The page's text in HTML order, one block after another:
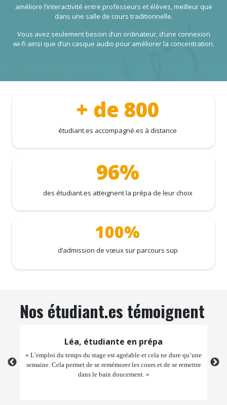
améliore l’interactivité entre professeurs et élèves, meilleur que
dans une salle de cours traditionnelle.
Vous avez seulement besoin d’un ordinateur, d’une connexion
wi-fi ainsi que d’un casque audio pour améliorer la concentration.
+ de 800
étudiant.es accompagné.es à distance
96%
des étudiant.es atteignent la prépa de leur choix
100%
d’admission de vœux sur parcours sup
Nos étudiant.es témoignent
Léa, étudiante en prépa
« L’emploi du temps du stage est agréable et cela ne dure qu’une
semaine. Cela permet de se remémorer les cours et de se remettre
dans le bain doucement. »
la